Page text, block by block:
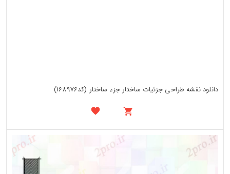
دانلود نقشه طراحی جزئیات ساختار جزء ساختار (کد168976)